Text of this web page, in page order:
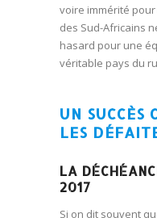
voire immérité
des Sud-Africains
hasard pour une
véritable pays du
UN SUCCÈS
LES
LA
2017
Si on dit souvent